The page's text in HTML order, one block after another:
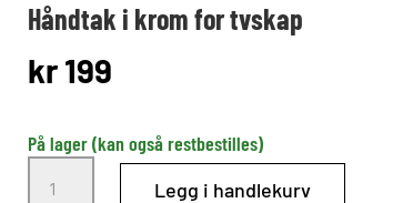
Håndtak i krom for tvskap
kr199
På lager (kan også restbestilles)
Legg i handlekurv